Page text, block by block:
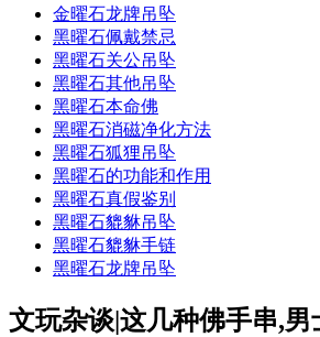
金曜石龙牌吊坠
黑曜石佩戴禁忌
黑曜石关公吊坠
黑曜石其他吊坠
黑曜石本命佛
黑曜石消磁净化方法
黑曜石狐狸吊坠
黑曜石的功能和作用
黑曜石真假鉴别
黑曜石貔貅吊坠
黑曜石貔貅手链
黑曜石龙牌吊坠
文玩杂谈|这几种佛手串,男